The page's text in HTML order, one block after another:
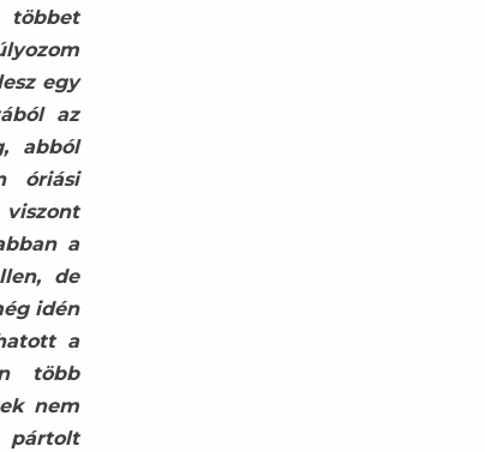
többet
egy
az
abból
óriási
a
de
idén
a
több
nem